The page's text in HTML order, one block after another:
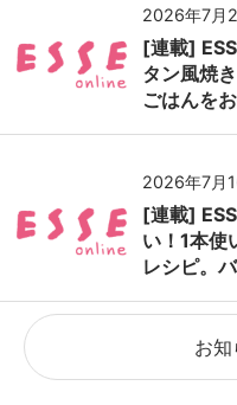
2026年7月
[連載]
タン風焼
ごはんを
2026年7月
[連載]
い！1本使
レシピ。
お